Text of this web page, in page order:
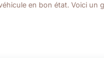
en bon état. Voici un